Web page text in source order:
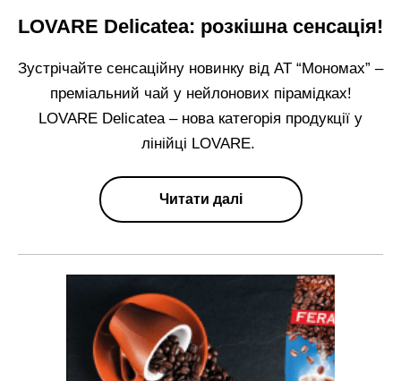
LOVARE Delicateа: розкішна сенсація!
Зустрічайте сенсаційну новинку від АТ “Мономах” –
преміальний чай у нейлонових пірамідках!
LOVARE Delicatea – нова категорія продукції у
лінійці LOVARE.
Читати далі